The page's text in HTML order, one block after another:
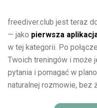
freediver.club jest teraz
— jako pierwsza
w tej kategorii. Po
Twoich treningów i może
pytania i pomagać w
naturalnej rozmowie, bez